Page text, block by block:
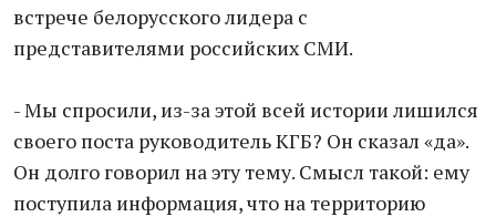
встрече белорусского лидера с
представителями российских СМИ.
- Мы спросили, из-за этой всей истории лишился
своего поста руководитель КГБ? Он сказал «да».
Он долго говорил на эту тему. Смысл такой: ему
поступила информация, что на территорию